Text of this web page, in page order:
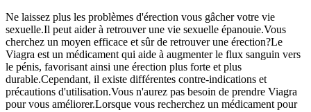
Ne laissez plus les problèmes d'érection vous gâcher votre vie
sexuelle.Il peut aider à retrouver une vie sexuelle épanouie.Vous
cherchez un moyen efficace et sûr de retrouver une érection?Le
Viagra est un médicament qui aide à augmenter le flux sanguin vers
le pénis, favorisant ainsi une érection plus forte et plus
durable.Cependant, il existe différentes contre-indications et
précautions d'utilisation.Vous n'aurez pas besoin de prendre Viagra
pour vous améliorer.Lorsque vous recherchez un médicament pour